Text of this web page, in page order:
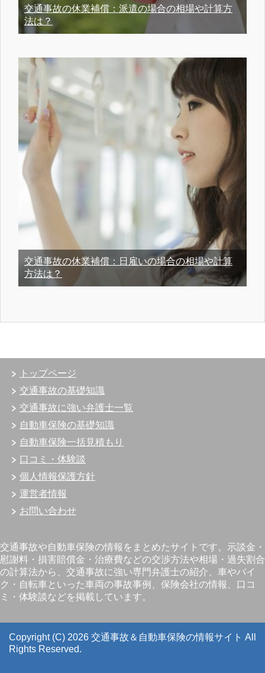
交通事故の休業補償：派遣の場合の相場や計算方
法は？
交通事故の休業補償：日雇いの場合の相場や計算
方法は？
トップページ
交通事故の基礎知識
交通事故に強い弁護士一覧
自動車保険の基礎知識
自動車保険一括見積もり
口コミ・体験談
個人情報保護方針
運営者情報
お問い合わせ
交通事故や自動車保険の情報をまとめたサイトです。示談金・
慰謝料・損害賠償金・治療費などの交渉方法や相場・過失割合
の計算法から、交通事故に強い専門弁護士の紹介、車やバイ
ク・自転車といった車両の事故事例、保険会社の情報、口コ
ミ・体験談などを掲載しています。
Copyright (C) 2026 交通事故＆自動車保険の情報サイト All
Rights Reserved.